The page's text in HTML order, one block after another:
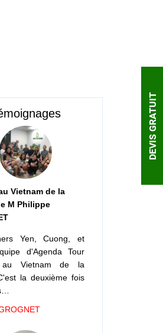
Vietnam de la
M Philippe
Yen, Cuong, et
d'Agenda Tour
au Vietnam de la
la deuxième fois
DEVIS GRATUIT